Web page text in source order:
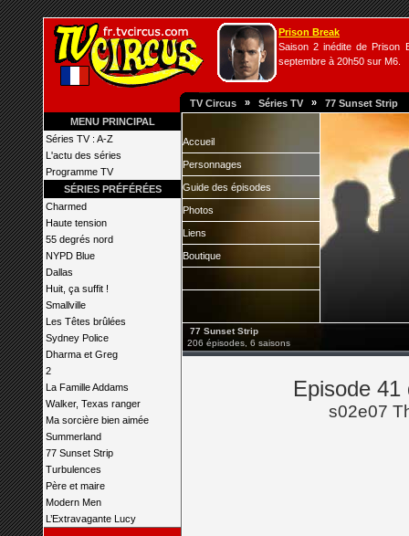
Prison Break
Saison 2 inédite de Prison
septembre à 20h50 sur M6.
TV Circus » Séries TV » 77 Sunset Strip
MENU PRINCIPAL
Séries TV : A-Z
L'actu des séries
Programme TV
SÉRIES PRÉFÉRÉES
Charmed
Haute tension
55 degrés nord
NYPD Blue
Dallas
Huit, ça suffit !
Smallville
Les Têtes brûlées
Sydney Police
Dharma et Greg
2
La Famille Addams
Walker, Texas ranger
Ma sorcière bien aimée
Summerland
77 Sunset Strip
Turbulences
Père et maire
Modern Men
L’Extravagante Lucy
Accueil
Personnages
Guide des épisodes
Photos
Liens
Boutique
77 Sunset Strip
206 épisodes, 6 saisons
Episode
s02e07